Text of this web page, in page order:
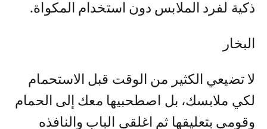
ذكية لفرد الملابس دون استخدام المكواة.
البخار
لا تضيعي الكثير من الوقت قبل الاستحمام
لكي ملابسك، بل اصطحبيها معك إلى الحمام
وقومي بتعليقها ثم اغلقي الباب والنافذه